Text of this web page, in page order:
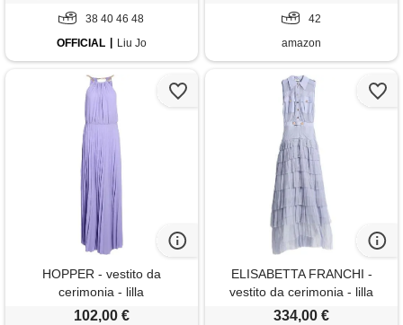
38 40 46 48
OFFICIAL
Liu Jo
42
amazon
HOPPER - vestito da
cerimonia - lilla
102,00 €
ELISABETTA FRANCHI -
vestito da cerimonia - lilla
334,00 €